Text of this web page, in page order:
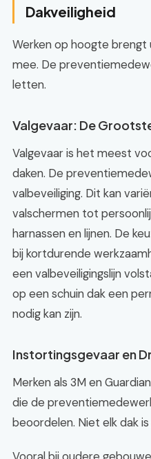
Dakveiligheid
Werken op hoogte brengt
mee. De
letten.
Valgevaar: De
Valgevaar is het meest
daken. De
valbeveiliging. Dit kan
valschermen tot
harnassen en lijnen. De
bij kortdurende
een valbeveiligingslijn
op een schuin dak een
nodig kan zijn.
Instortingsgevaar en
Merken als 3M en
die de
beoordelen. Niet elk dak